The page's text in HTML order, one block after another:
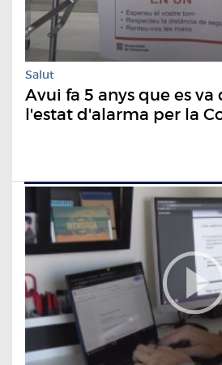
Salut
Avui fa 5 anys que es
l'estat d'alarma per la